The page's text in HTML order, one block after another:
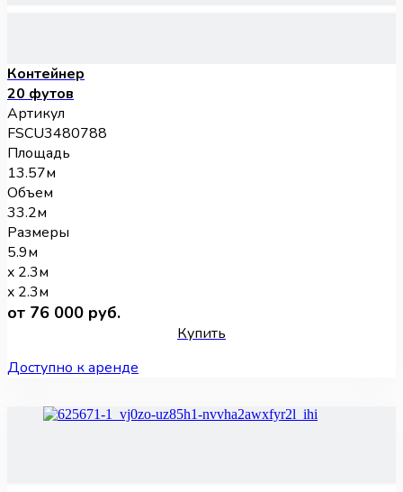
Контейнер
20 футов
Артикул
FSCU3480788
Площадь
13.57м
Объем
33.2м
Размеры
5.9м
x 2.3м
x 2.3м
от 76 000 руб.
Купить
Доступно к аренде